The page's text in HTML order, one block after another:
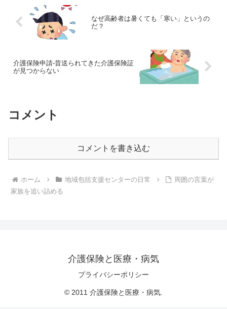
なぜ高齢者は暑くても「寒い」というの
だ？
介護保険申請-昔送られてきた介護保険証
が見つからない
コメント
コメントを書き込む
ホーム 地域包括支援センターの日常
周囲の言葉が
家族を追い詰める
介護保険と医療・病気
プライバシーポリシー
© 2011 介護保険と医療・病気.